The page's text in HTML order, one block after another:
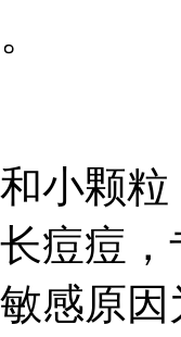
小颗
痘痘
感原